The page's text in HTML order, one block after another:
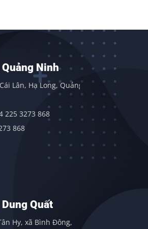
Ninh
Long, Quảng
868
Văn
Sơn)
Địa chỉ:
Sơn,
Quất
Bình Đông,